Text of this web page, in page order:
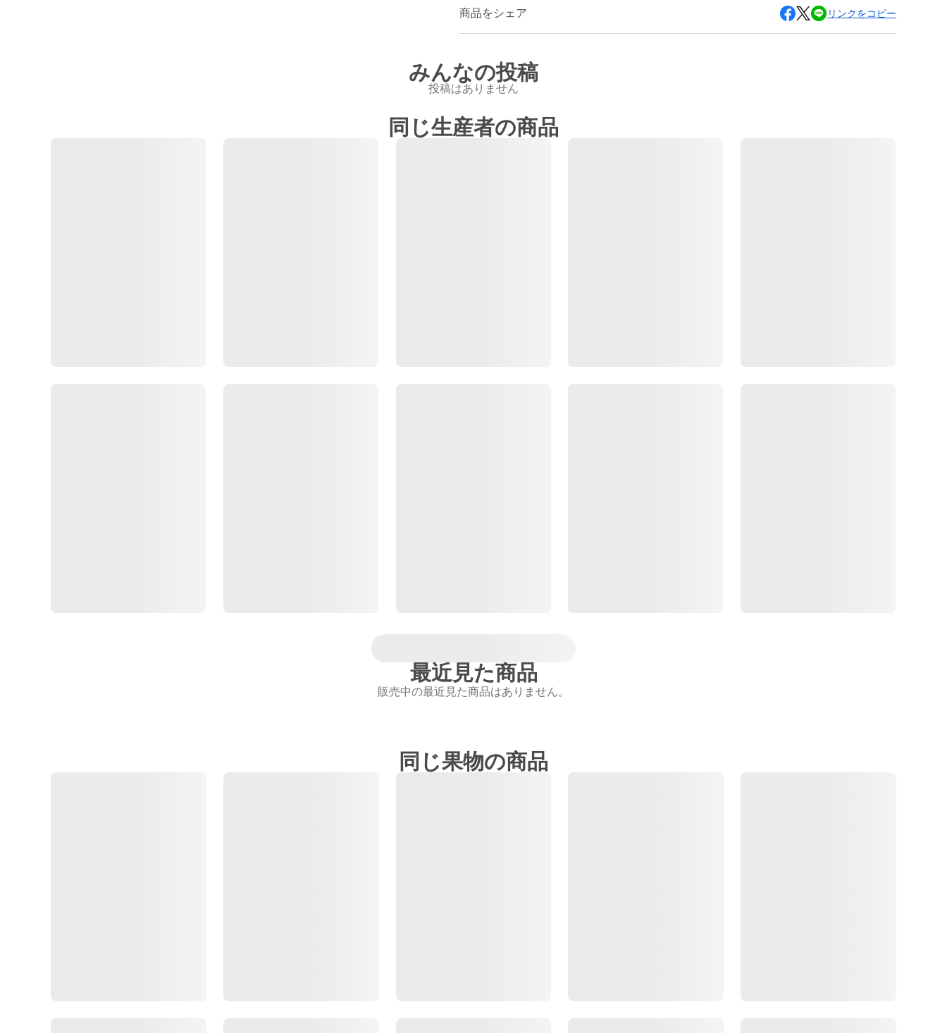
商品をシェア リンクをコピー
みんなの投稿
投稿はありません
同じ生産者の商品
最近見た商品
販売中の最近見た商品はありません。
同じ果物の商品